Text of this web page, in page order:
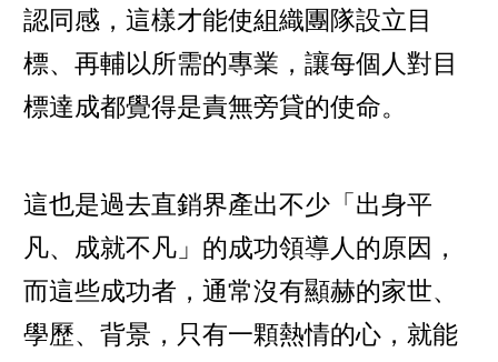
認同感，這樣才能使組織團隊設立目
標、再輔以所需的專業，讓每個人對目
標達成都覺得是責無旁貸的使命。
這也是過去直銷界產出不少「出身平
凡、成就不凡」的成功領導人的原因，
而這些成功者，通常沒有顯赫的家世、
學歷、背景，只有一顆熱情的心，就能